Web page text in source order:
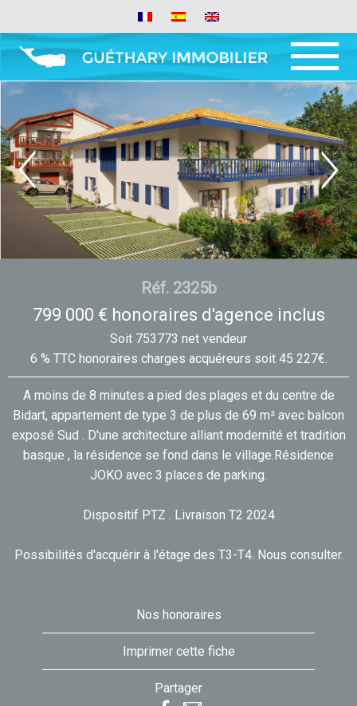
MENU ET
WIDGETS
Réf. 2325b
799 000 € honoraires d'agence inclus
Soit 753773 net vendeur
6 % TTC honoraires charges acquéreurs soit 45 227€.
A moins de 8 minutes a pied des plages et du centre de
Bidart, appartement de type 3 de plus de 69 m² avec balcon
exposé Sud . D'une architecture alliant modernité et tradition
basque , la résidence se fond dans le village.Résidence
JOKO avec 3 places de parking.
Dispositif PTZ . Livraison T2 2024
Possibilités d'acquérir à l'étage des T3-T4. Nous consulter.
Nos honoraires
Imprimer cette fiche
Partager